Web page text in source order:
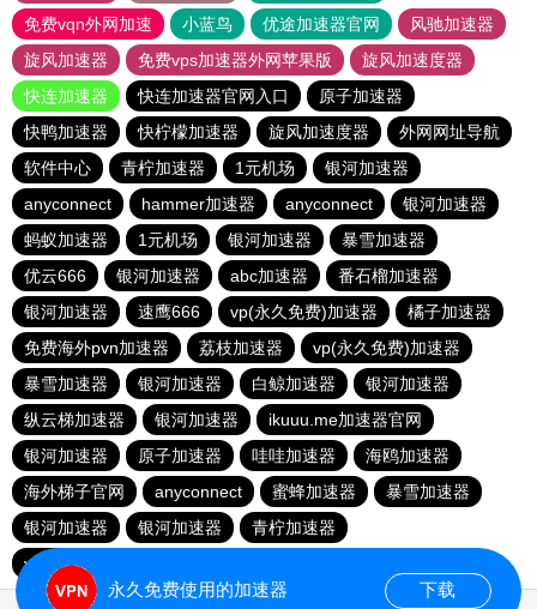
免费vqn外网加速
小蓝鸟 优途加速器官网
风驰加速器
旋风加速器
免费vps加速器外网苹果版
旋风加速度器
快连加速器
快连加速器官网入口
原子加速器
快鸭加速器
快柠檬加速器 旋风加速度器
外网网址导航
软件中心
青柠加速器 1元机场
银河加速器
anyconnect
hammer加速器 anyconnect
银河加速器
蚂蚁加速器
1元机场 银河加速器
暴雪加速器
优云666
银河加速器 abc加速器
番石榴加速器
银河加速器
速鹰666 vp(永久免费)加速器
橘子加速器
免费海外pvn加速器
荔枝加速器
vp(永久免费)加速器
暴雪加速器
银河加速器 白鲸加速器
银河加速器
纵云梯加速器
银河加速器
ikuuu.me加速器官网
银河加速器
原子加速器 哇哇加速器
海鸥加速器
海外梯子官网
anyconnect 蜜蜂加速器
暴雪加速器
银河加速器
银河加速器
青柠加速器
vp(永久免费)加速器
永久免费使用的加速器 下载